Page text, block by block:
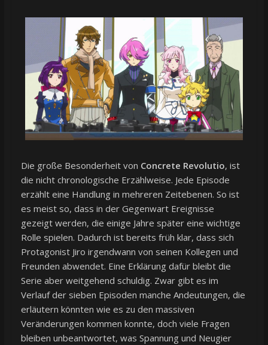
Die große Besonderheit von Concrete Revolutio, ist
die nicht chronologische Erzählweise. Jede Episode
erzählt eine Handlung in mehreren Zeitebenen. So ist
es meist so, dass in der Gegenwart Ereignisse
gezeigt werden, die einige Jahre später eine wichtige
Rolle spielen. Dadurch ist bereits früh klar, dass sich
Protagonist Jiro irgendwann von seinen Kollegen und
Freunden abwendet. Eine Erklärung dafür bleibt die
Serie aber weitgehend schuldig. Zwar gibt es im
Verlauf der sieben Episoden manche Andeutungen, die
erläutern könnten wie es zu den massiven
Veränderungen kommen konnte, doch viele Fragen
bleiben unbeantwortet, was Spannung und Neugier